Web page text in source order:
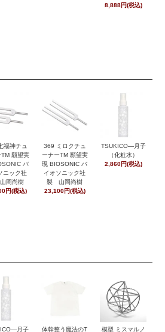
8,888円(税込)
福神チュ
TM 願望実
バ
ニック社
岡尚樹
円(税込)
369 ミロクチュ
ーナーTM 願望実
現 BIOSONIC バ
イオソニック社
製 山岡尚樹
23,100円(税込)
TSUKICO―月子
（化粧水）
2,860円(税込)
月子 体幹整う魔法のT 模型 ミスマルノ